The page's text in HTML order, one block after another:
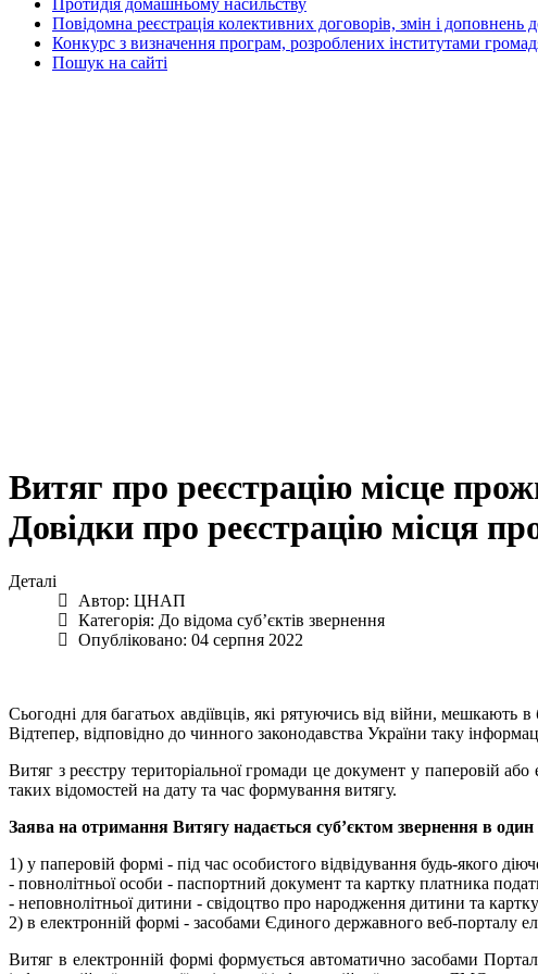
Протидія домашньому насильству
Повідомна реєстрація колективних договорів, змін і доповнень
Конкурс з визначення програм, розроблених інститутами
Пошук на сайті
Витяг про реєстрацію місце
Довідки про реєстрацію місця
Деталі
Автор: ЦНАП
Категорія: До відома суб’єктів звернення
Опубліковано: 04 серпня 2022
Сьогодні для багатьох авдіївців, які рятуючись від війни,
Відтепер, відповідно до чинного законодавства України таку
Витяг з реєстру територіальної громади це документ у паперовій
таких відомостей на дату та час формування витягу.
Заява на отримання Витягу надається суб’єктом звернення в один
1) у паперовій формі - під час особистого відвідування будь-якого
- повнолітньої особи - паспортний документ та картку платника
- неповнолітньої дитини - свідоцтво про народження дитини та
2) в електронній формі - засобами Єдиного державного веб-порталу
Витяг в електронній формі формується автоматично засобами